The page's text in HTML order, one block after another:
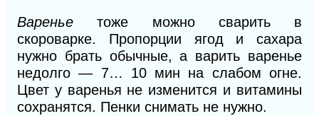
Вареньетоже можно сварить в
скороварке. Пропорции ягод и сахара
нужно брать обычные, а варить варенье
недолго — 7… 10 мин на слабом огне.
Цвет у варенья не изменится и витамины
сохранятся. Пенки снимать не нужно.